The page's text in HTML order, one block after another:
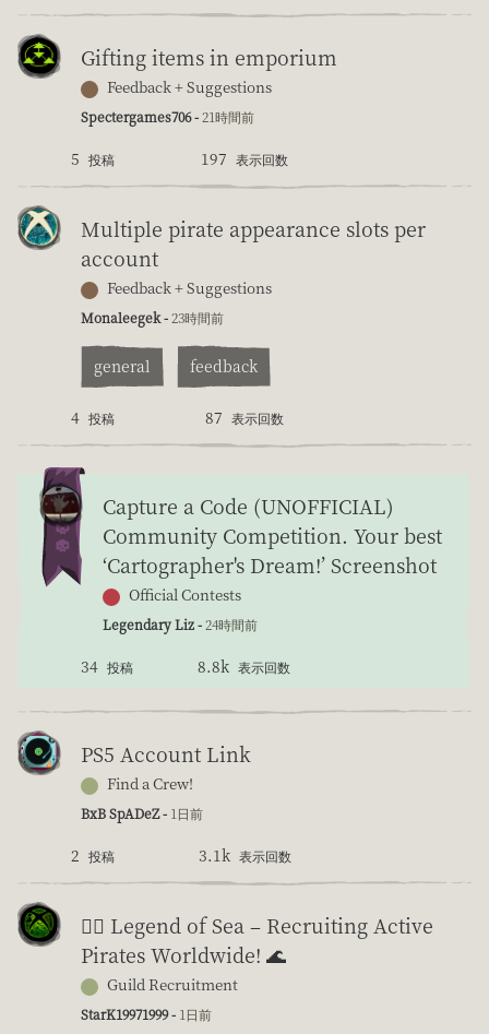
Gifting items in emporium
Feedback + Suggestions
Spectergames706 -21時間前
5 投稿 197 表示回数
Multiple pirate appearance slots per
account
Feedback + Suggestions
Monaleegek -23時間前
general feedback
4 投稿 87 表示回数
Capture a Code (UNOFFICIAL)
Community Competition. Your best
‘Cartographer's Dream!’ Screenshot
Official Contests
Legendary Liz -24時間前
34 投稿 8.8k 表示回数
PS5 Account Link
Find a Crew!
BxB SpADeZ - 1日前
2 投稿 3.1k 表示回数
🏴‍☠️ Legend of Sea – Recruiting Active
Pirates Worldwide! 🌊
Guild Recruitment
StarK19971999 - 1日前